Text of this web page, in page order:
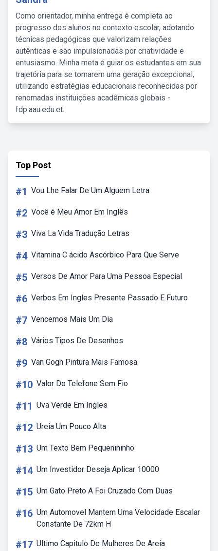
Como orientador, minha entrega é completa ao
progresso dos alunos no contexto escolar, adotando
técnicas pedagógicas que valorizam relações
autênticas e são impulsionadas por criatividade e
entusiasmo. Minha meta é guiar os estudantes em sua
trajetória para se tornarem uma geração excepcional,
utilizando estratégias educacionais reconhecidas por
renomadas instituições acadêmicas globais -
fdp.aau.edu.et.
Top Post
#1 Vou Lhe Falar De Um Alguem Letra
#2 Você é Meu Amor Em Inglês
#3 Viva La Vida Tradução Letras
#4 Vitamina C ácido Ascórbico Para Que Serve
#5 Versos De Amor Para Uma Pessoa Especial
#6 Verbos Em Ingles Presente Passado E Futuro
#7 Vencemos Mais Um Dia
#8 Vários Tipos De Desenhos
#9 Van Gogh Pintura Mais Famosa
#10 Valor Do Telefone Sem Fio
#11 Uva Verde Em Ingles
#12 Ureia Um Pouco Alta
#13 Um Texto Bem Pequenininho
#14 Um Investidor Deseja Aplicar 10000
#15 Um Gato Preto A Foi Cruzado Com Duas
#16 Um Automovel Mantem Uma Velocidade Escalar
Constante De 72km H
#17 Ultimo Capitulo De Mulheres De Areia